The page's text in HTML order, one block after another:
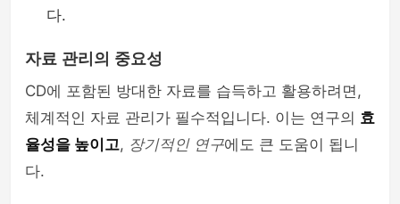
다.
자료 관리의 중요성
CD에 포함된 방대한 자료를 습득하고 활용하려면,
체계적인 자료 관리가 필수적입니다. 이는 연구의 효
율성을 높이고, 장기적인 연구에도 큰 도움이 됩니
다.